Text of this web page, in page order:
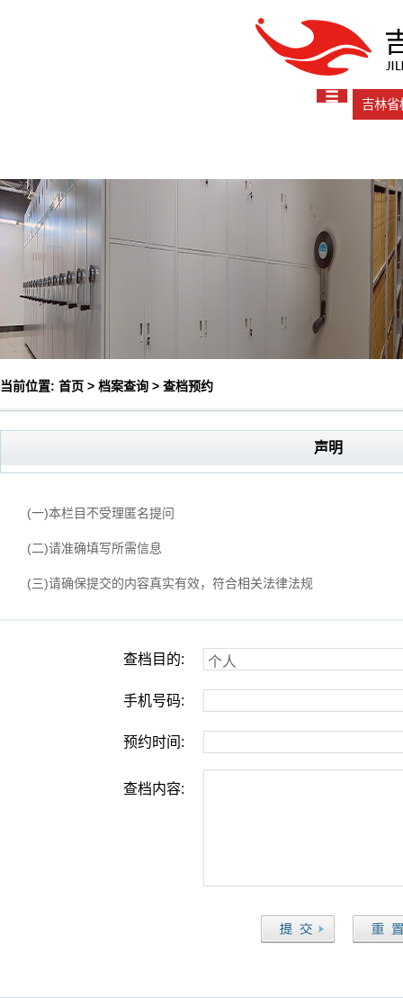
吉林省
当前位置: 首页 > 档案查询 > 查档预约
声明
(一)本栏目不受理匿名提问
(二)请准确填写所需信息
(三)请确保提交的内容真实有效，符合相关法律法规
查档目的:
手机号码:
预约时间:
查档内容: